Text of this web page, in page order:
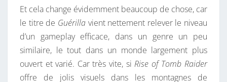
Et cela change évidemment beaucoup de chose, car
le titre de Guérillavient nettement relever le niveau
d’un gameplay efficace, dans un genre un peu
similaire, le tout dans un monde largement plus
ouvert et varié. Car très vite, siRise of Tomb Raider
offre de jolis visuels dans les montagnes de